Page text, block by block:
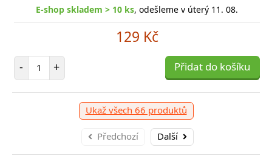
E-shop skladem > 10 ks, odešleme v úterý 11. 08.
129 Kč
- Počet položek
+ Přidat do košíku
Ukaž všech 66 produktů
Předchozí Další